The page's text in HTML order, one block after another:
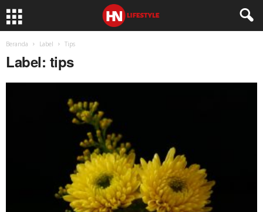
Beranda Label Tips
Label: tips